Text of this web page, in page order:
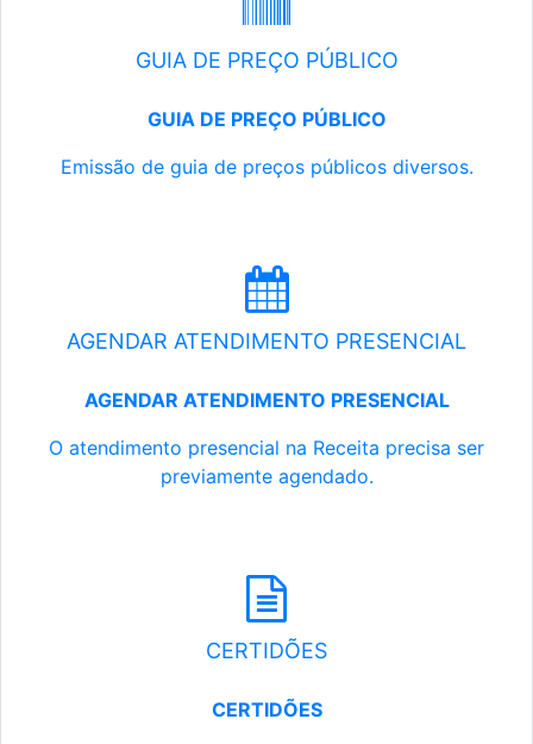
GUIA DE PREÇO PÚBLICO
GUIA DE PREÇO PÚBLICO
Emissão de guia de preços públicos diversos.
AGENDAR ATENDIMENTO PRESENCIAL
AGENDAR ATENDIMENTO PRESENCIAL
O atendimento presencial na Receita precisa ser
previamente agendado.
CERTIDÕES
CERTIDÕES